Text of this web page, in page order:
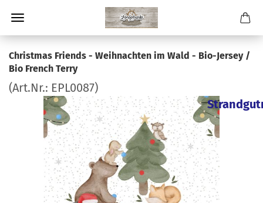
Christmas Friends - Weihnachten im Wald - Bio-Jersey /
Bio French Terry
(Art.Nr.: EPL0087)